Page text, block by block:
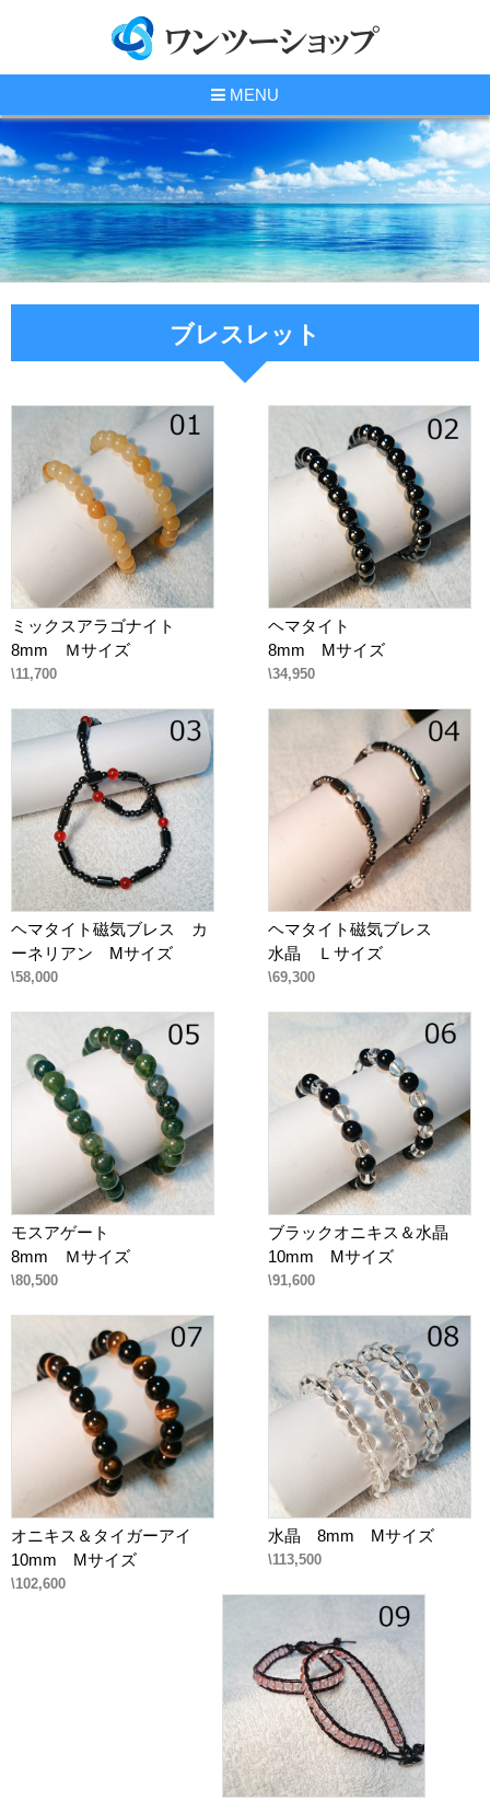
MENU
ブレスレット
ミックスアラゴナイト
8mm Ｍサイズ
\11,700
ヘマタイト
8mm Mサイズ
\34,950
ヘマタイト磁気ブレス カ
ーネリアン Mサイズ
\58,000
ヘマタイト磁気ブレス
水晶 Ｌサイズ
\69,300
モスアゲート
8mm Ｍサイズ
\80,500
ブラックオニキス＆水晶
10mm Mサイズ
\91,600
オニキス＆タイガーアイ
10mm Mサイズ
\102,600
水晶 8mm Mサイズ
\113,500